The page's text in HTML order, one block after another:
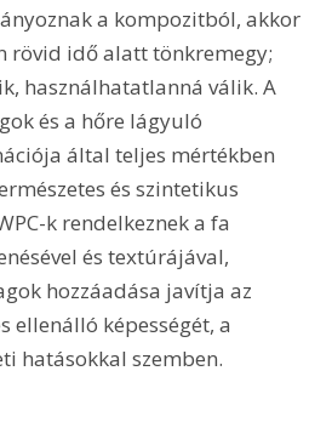
a kompozitból, akkor
rövid idő alatt tönkremegy;
használhatatlanná válik. A
és a hőre lágyuló
által teljes mértékben
és szintetikus
k rendelkeznek a fa
és textúrájával,
hozzáadása javítja az
ellenálló képességét, a
hatásokkal szemben.